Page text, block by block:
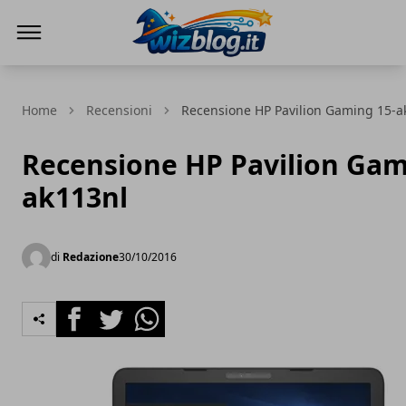
Home Recensioni Recensione HP Pavilion Gaming 15-
Recensione HP Pavilion
ak113nl
di Redazione30/10/2016
FacebookTwitterWhatsapp